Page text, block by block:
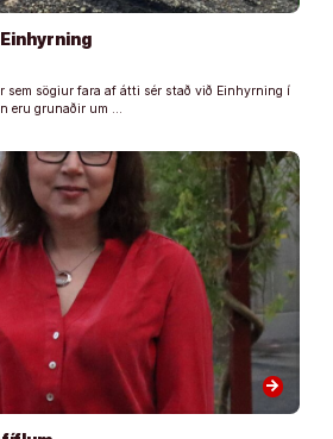
sem sögiur fara af átti sér stað við Einhyrning í
eru grunaðir um …
arrow_forward